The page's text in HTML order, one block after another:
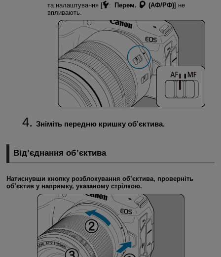
та налаштування [
: Перем. (АФ/РФ)] не
впливають.
Зніміть передню кришку об’єктива.
Від’єднання об’єктива
Натиснувши кнопку розблокування об’єктива, проверніть
об’єктив у напрямку, указаному стрілкою.